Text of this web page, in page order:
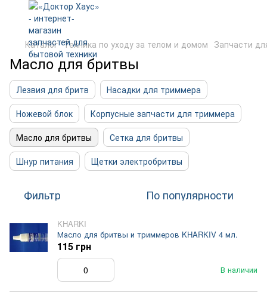
Каталог Техника по уходу за телом и домом Запчасти
Масло для бритвы
Лезвия для бритв
Насадки для триммера
Ножевой блок
Корпусные запчасти для триммера
Масло для бритвы
Сетка для бритвы
Шнур питания
Щетки электробритвы
Фильтр По популярности
KHARKI
Масло для бритвы и триммеров KHARKIV 4 мл.
В наличии
115 грн